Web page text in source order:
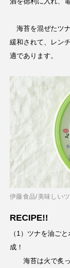
海苔を混ぜたツ
緩和されて、レン
適であります。
伊藤食品/美味しい
RECIPE!!
（1）ツナを油ご
成！
海苔は火で炙っ